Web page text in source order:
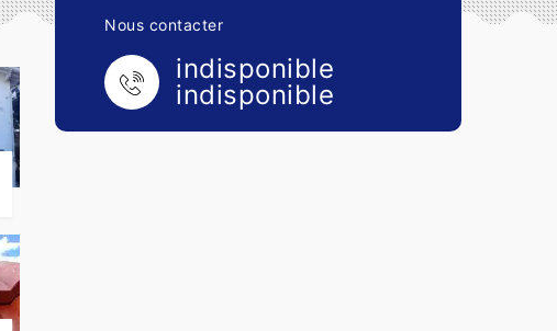
Nous contacter
indisponible
indisponible